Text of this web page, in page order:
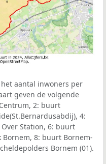
aantal inwoners per
geven de volgende
2: buurt
4:
Station, 6: buurt
8: buurt Bornem-
Bornem (01).